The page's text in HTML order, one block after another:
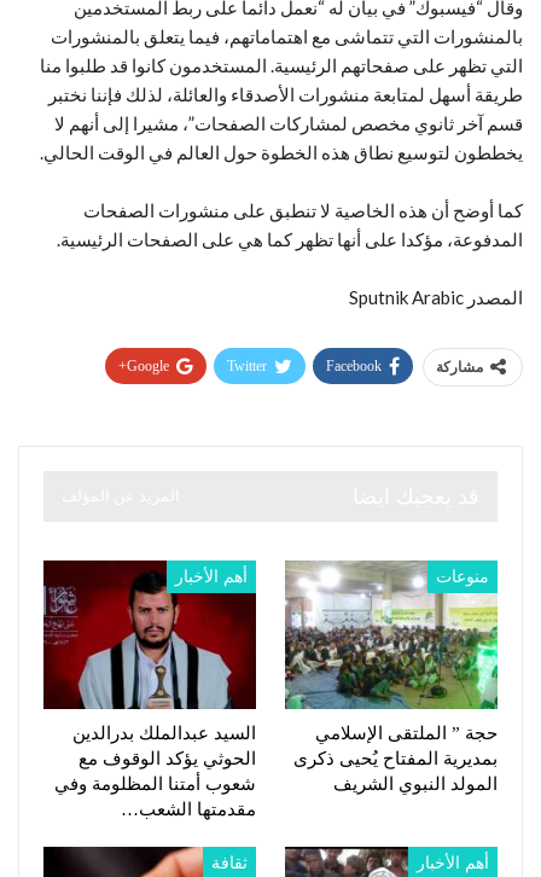
وقال “فيسبوك” في بيان له “نعمل دائما على ربط المستخدمين
بالمنشورات التي تتماشى مع اهتماماتهم، فيما يتعلق بالمنشورات
التي تظهر على صفحاتهم الرئيسية. المستخدمون كانوا قد طلبوا منا
طريقة أسهل لمتابعة منشورات الأصدقاء والعائلة، لذلك فإننا نختبر
قسم آخر ثانوي مخصص لمشاركات الصفحات”، مشيرا إلى أنهم لا
يخططون لتوسيع نطاق هذه الخطوة حول العالم في الوقت الحالي.
كما أوضح أن هذه الخاصية لا تنطبق على منشورات الصفحات
المدفوعة، مؤكدا على أنها تظهر كما هي على الصفحات الرئيسية.
المصدر Sputnik Arabic
مشاركة Facebook
Twitter
Google+
منوعات
حجة ” الملتقى الإسلامي
بمديرية المفتاح يُحيى ذكرى
المولد النبوي الشريف
أهم الأخبار
السيد عبدالملك بدرالدين
الحوثي يؤكد الوقوف مع
شعوب أمتنا المظلومة وفي
مقدمتها الشعب…
أهم الأخبار ثقافة